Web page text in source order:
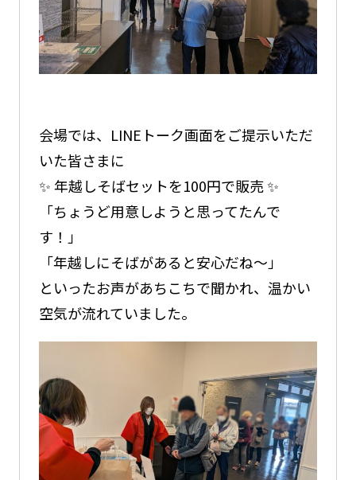
会場では、LINEトーク画面をご提示いただ
いた皆さまに
✨年越しそばセットを100円で販売 ✨
「ちょうど用意しようと思ってたんで
す！」
「年越しにそばがあると安心だね〜」
といったお声があちこちで聞かれ、温かい
空気が流れていました。